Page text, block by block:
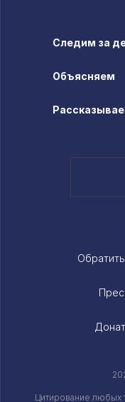
Следим за
Объясняем
Цитирование любых